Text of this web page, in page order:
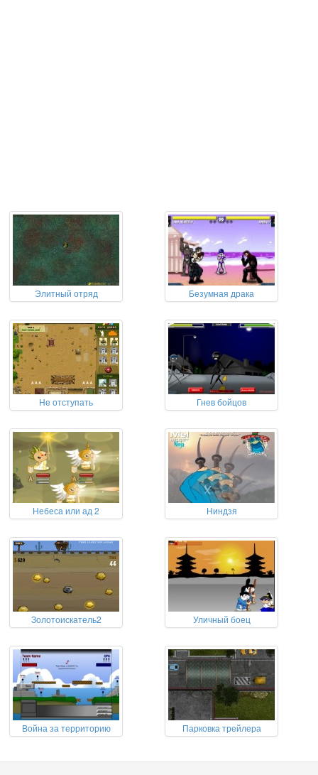
Элитный отряд Безумная драка
Не отступать Гнев бойцов
Небеса или ад 2 Ниндзя
Золотоискатель2 Уличный боец
Война за территорию Парковка трейлера